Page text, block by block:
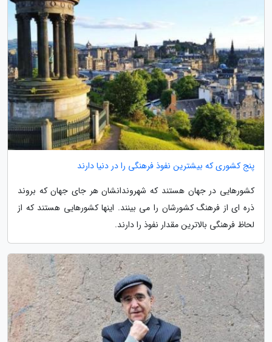
پنج کشوری که بیشترین نفوذ فرهنگی را در دنیا دارند
کشورهایی در جهان هستند که شهروندانشان هر جای جهان که بروند
ذره ای از فرهنگ کشورشان را می بینند. اینها کشورهایی هستند که از
لحاظ فرهنگی بالاترین مقدار نفوذ را دارند.